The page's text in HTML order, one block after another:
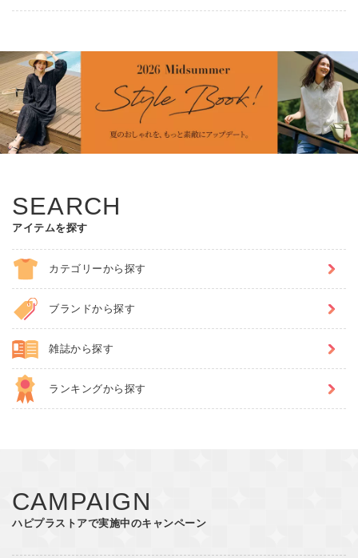
ルセール お得なこの機会をお見逃しなく！
2026/8/7
流フリルブラウスが夏服不足を解
消 | GOOD THINGS Vol.123
2026/8/7
SEARCH
アイテムを探す
カテゴリーから探す
ブランドから探す
雑誌から探す
ランキングから探す
CAMPAIGN
ハピプラストアで実施中のキャンペーン